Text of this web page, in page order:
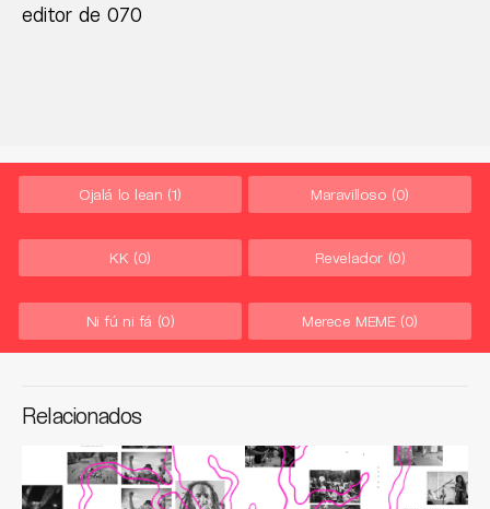
editor de 070
Ojalá lo lean (1) Maravilloso (0)
KK (0) Revelador (0)
Ni fú ni fá (0) Merece MEME (0)
Relacionados